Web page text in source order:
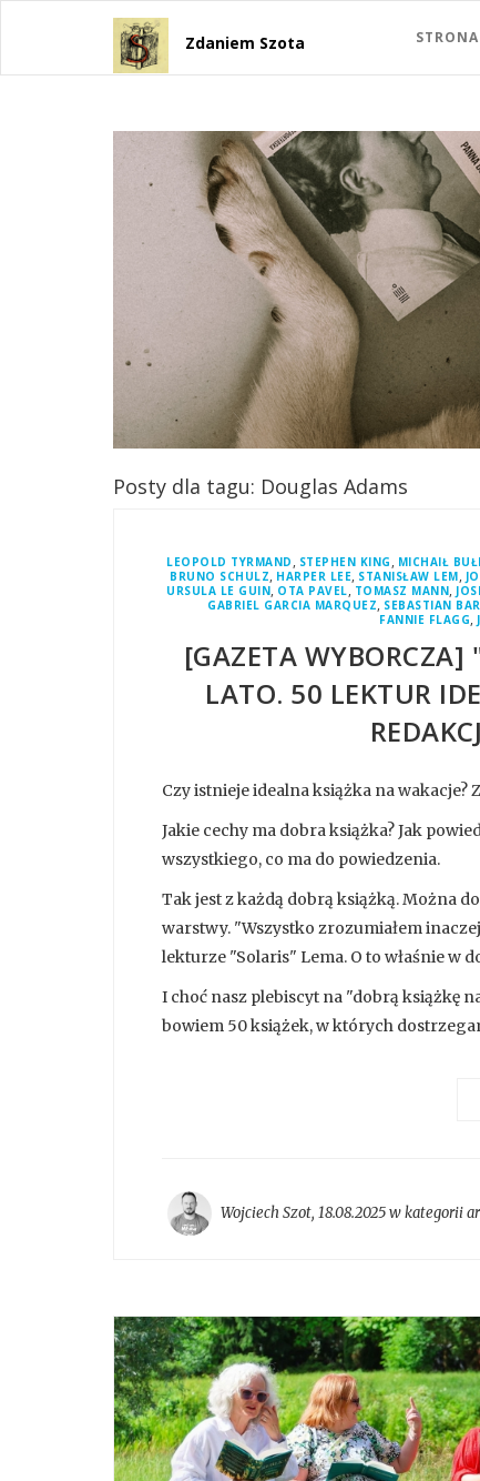
Zdaniem Szota
Posty dla tagu: Douglas Adams
LEOPOLD TYRMAND , STEPHEN KING , MICHAIŁ
BRUNO SCHULZ, HARPER LEE, STANISŁAW LEM,
URSULA LE GUIN, OTA PAVEL, TOMASZ MANN,
GABRIEL GARCIA MARQUEZ, SEBASTIAN
FANNIE FLAGG,
[GAZETA WYBORCZA]
LATO. 50 LEKTUR
Czy istnieje idealna książka na wakacje?
Jakie cechy ma dobra książka? Jak
wszystkiego, co ma do powiedzenia.
Tak jest z każdą dobrą książką. Można
warstwy. "Wszystko zrozumiałem
lekturze "Solaris" Lema. O to właśnie w
I choć nasz plebiscyt na "dobrą książkę
bowiem 50 książek, w których
Wojciech Szot, 18.08.2025 w kategorii